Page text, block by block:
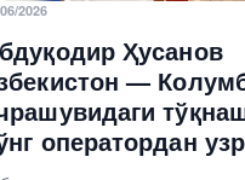
2026
Ҳусанов
—
оператордан